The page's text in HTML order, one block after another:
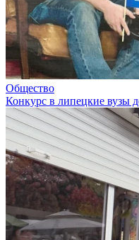
Общество
Конкурс в липецкие вузы